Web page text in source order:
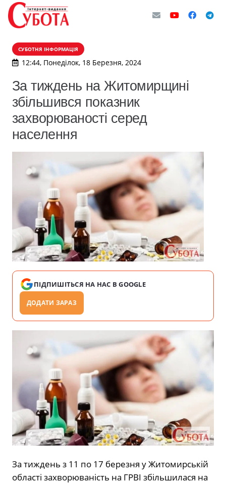
СУБОТНЯ ІНФОРМАЦІЯ
12:44, Понеділок, 18 Березня, 2024
За тиждень на Житомирщині
збільшився показник
захворюваності серед
населення
ПІДПИШІТЬСЯ НА НАС В GOOGLE
ДОДАТИ ЗАРАЗ
За тиждень з 11 по 17 березня у Житомирській
області захворюваність на ГРВІ збільшилася на